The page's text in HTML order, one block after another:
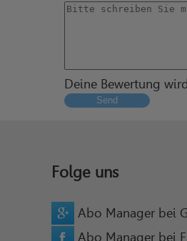
Deine Bewertung
Send
Folge uns
Abo Manager bei
Abo Manager bei